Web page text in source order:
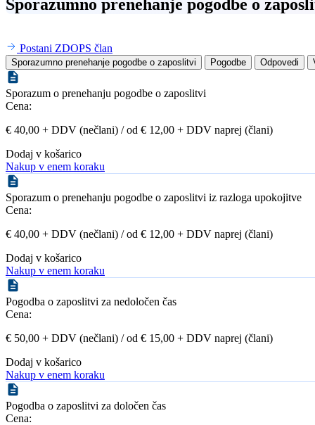
Sporazumno prenehanje pogodbe o
Postani ZDOPS član
Sporazumno prenehanje pogodbe o zaposlitvi Pogodbe Odpovedi
Sporazum o prenehanju pogodbe o zaposlitvi
Cena:
€ 40,00 + DDV (nečlani) / od € 12,00 + DDV naprej (člani)
Dodaj v košarico
Nakup v enem koraku
Sporazum o prenehanju pogodbe o zaposlitvi iz razloga upokojitve
Cena:
€ 40,00 + DDV (nečlani) / od € 12,00 + DDV naprej (člani)
Dodaj v košarico
Nakup v enem koraku
Pogodba o zaposlitvi za nedoločen čas
Cena:
€ 50,00 + DDV (nečlani) / od € 15,00 + DDV naprej (člani)
Dodaj v košarico
Nakup v enem koraku
Pogodba o zaposlitvi za določen čas
Cena: